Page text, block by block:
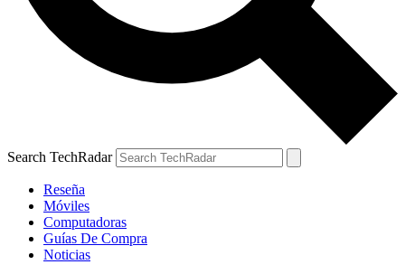
Search TechRadar
Reseña
Móviles
Computadoras
Guías De Compra
Noticias